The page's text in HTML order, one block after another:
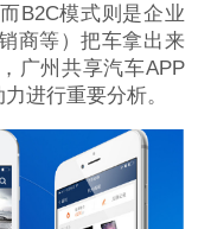
B2C模式则是企业
商等）把车拿出来
广州共享汽车APP
进行重要分析。